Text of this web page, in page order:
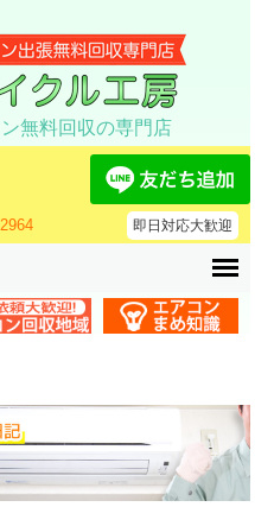
無料回収の専門店
即日対応大歓迎